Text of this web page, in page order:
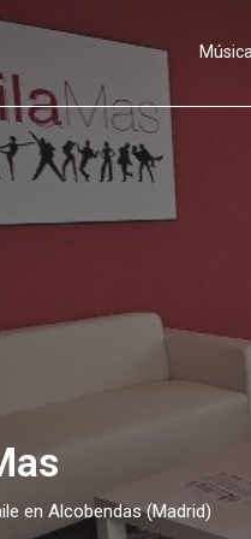
Música
en Alcobendas (Madrid)